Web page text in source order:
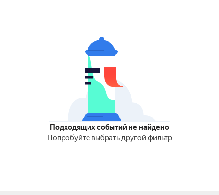
Подходящих событий не найдено
Попробуйте выбрать другой фильтр